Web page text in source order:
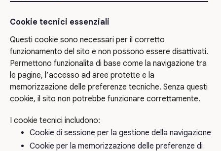
Cookie tecnici essenziali
Questi cookie sono necessari per il corretto
funzionamento del sito e non possono essere disattivati.
Permettono funzionalita di base come la navigazione tra
le pagine, l’accesso ad aree protette e la
memorizzazione delle preferenze tecniche. Senza questi
cookie, il sito non potrebbe funzionare correttamente.
I cookie tecnici includono:
Cookie di sessione per la gestione della navigazione
Cookie per la memorizzazione delle preferenze di